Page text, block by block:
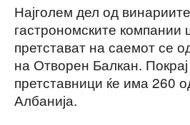
Најголем дел од
гастрономските компании
претстават на саемот се
на Отворен Балкан.
претставници ќе има 260
Албанија.